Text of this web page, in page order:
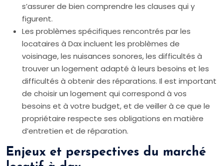
s’assurer de bien comprendre les clauses qui y
figurent.
Les problèmes spécifiques rencontrés par les
locataires à Dax incluent les problèmes de
voisinage, les nuisances sonores, les difficultés à
trouver un logement adapté à leurs besoins et les
difficultés à obtenir des réparations. Il est important
de choisir un logement qui correspond à vos
besoins et à votre budget, et de veiller à ce que le
propriétaire respecte ses obligations en matière
d’entretien et de réparation.
Enjeux et perspectives du marché